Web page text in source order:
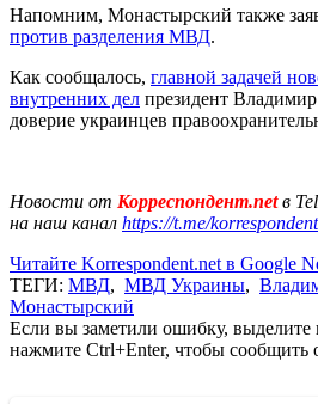
Напомним, Монастырский также
против разделения МВД.
Как сообщалось, главной задачей
внутренних дел президент
доверие украинцев
Новости от Корреспондент.netв
на наш канал https://t.me/
Читайте Korrespondent.net в Google
ТЕГИ: МВД, МВД Украины,
Монастырский
Если вы заметили ошибку, выделите
нажмите Ctrl+Enter, чтобы сообщить